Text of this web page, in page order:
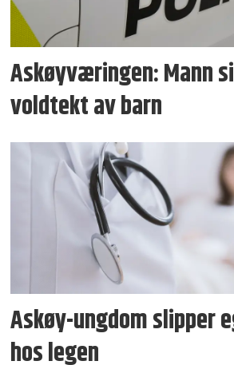
Askøyværingen: Mann
voldtekt av barn
Askøy-ungdom slipper
hos legen